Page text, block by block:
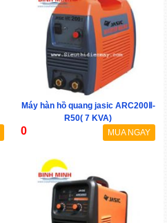
Máy hàn hồ quang jasic ARC200Ⅱ-
R50( 7 KVA)
0 MUA NGAY